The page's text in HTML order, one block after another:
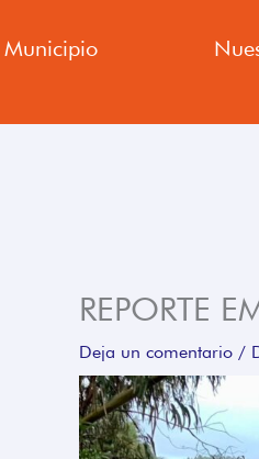
Municipio
REPORTE
Deja un comentario /